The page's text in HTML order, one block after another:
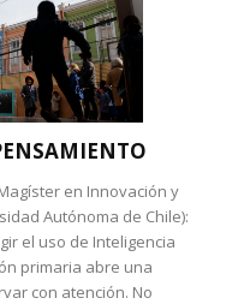
en Innovación y
Autónoma de Chile):
el uso de Inteligencia
primaria abre una
con atención. No